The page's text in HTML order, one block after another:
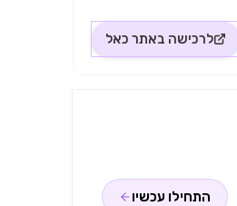
לרכישה באתר כאל
התחילו עכשיו